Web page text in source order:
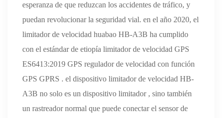
esperanza de que reduzcan los accidentes de tráfico, y
puedan revolucionar la seguridad vial. en el año 2020, el
limitador de velocidad huabao HB-A3B ha cumplido
con el estándar de etiopía limitador de velocidad GPS
ES6413:2019 GPS regulador de velocidad con función
GPS GPRS . el dispositivo limitador de velocidad HB-
A3B no solo es un dispositivo limitador , sino también
un rastreador normal que puede conectar el sensor de